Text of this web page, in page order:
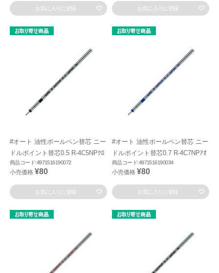
お気に入りに登録 お気に入りに登録
#オート 油性ボールペン替芯 ニー
ドルポイント替芯0.5 R-4C5NPｸﾛ
商品コード:4971516190072
小売価格 ¥80
お気に入りに登録
#オート 油性ボールペン替芯 ニー
ドルポイント替芯0.7 R-4C7NPｱｵ
商品コード:4971516190034
小売価格 ¥80
お気に入りに登録